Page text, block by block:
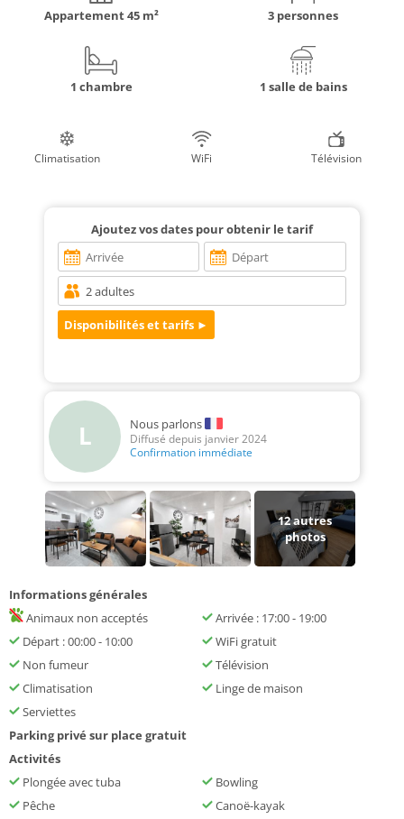
Appartement45 m² 3 personnes
1 chambre 1 salle de bains
Climatisation WiFi Télévision
Ajoutez vos dates pour obtenir le tarif
L Nous parlons
Diffusé depuis janvier 2024
Confirmation immédiate
12autres
photos
Informations générales
Animaux non acceptés
Arrivée : 17:00 - 19:00
Départ : 00:00 - 10:00
WiFi gratuit
Non fumeur
Télévision
Climatisation
Linge de maison
Serviettes
Parking privé sur place gratuit
Activités
Plongée avec tuba
Bowling
Pêche
Canoë-kayak